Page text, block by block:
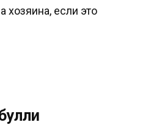
хозяина, если это